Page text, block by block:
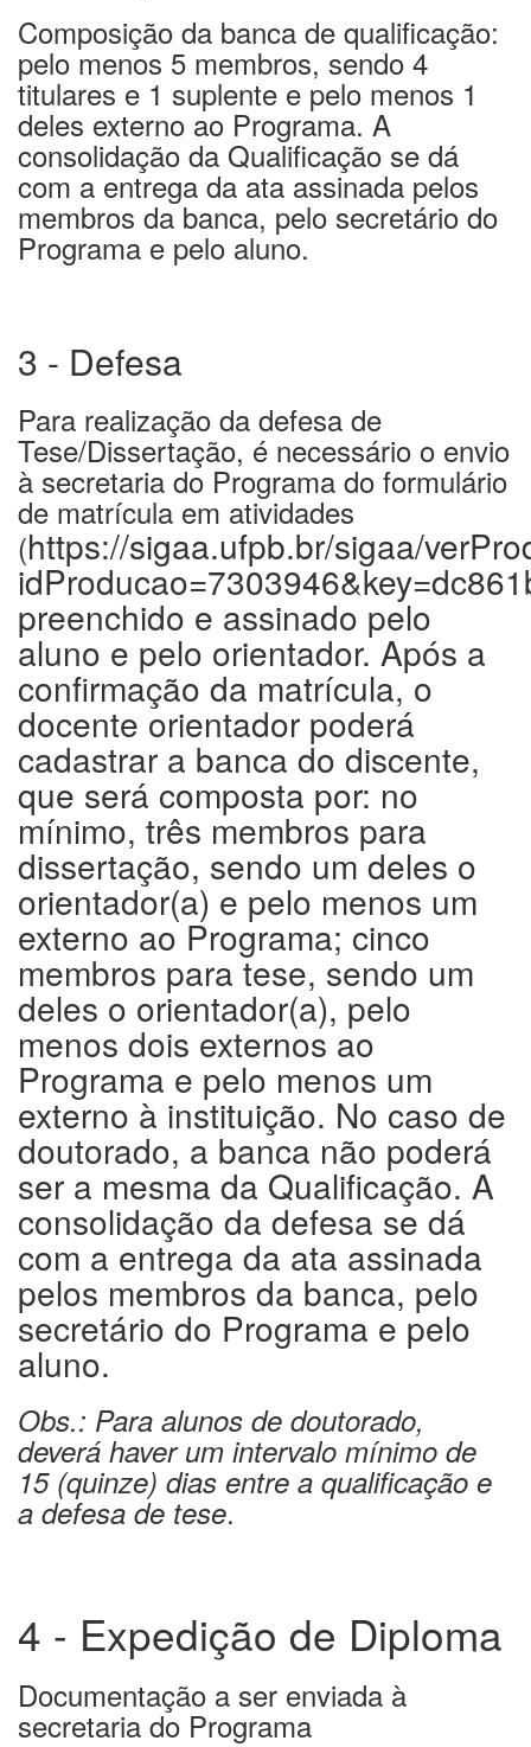
Composição da banca de qualificação:
pelo menos 5 membros, sendo 4
titulares e 1 suplente e pelo menos 1
deles externo ao Programa. A
consolidação da Qualificação se dá
com a entrega da ata assinada pelos
membros da banca, pelo secretário do
Programa e pelo aluno.
3 - Defesa
Para realização da defesa de
Tese/Dissertação, é necessário o envio
à secretaria do Programa do formulário
de matrícula em atividades
(https://sigaa.ufpb.br/sigaa/
preenchido e assinado pelo
aluno e pelo orientador. Após a
confirmação da matrícula, o
docente orientador poderá
cadastrar a banca do discente,
que será composta por: no
mínimo, três membros para
dissertação, sendo um deles o
orientador(a) e pelo menos um
externo ao Programa; cinco
membros para tese, sendo um
deles o orientador(a), pelo
menos dois externos ao
Programa e pelo menos um
externo à instituição. No caso de
doutorado, a banca não poderá
ser a mesma da Qualificação. A
consolidação da defesa se dá
com a entrega da ata assinada
pelos membros da banca, pelo
secretário do Programa e pelo
aluno.
Obs.: Para alunos de doutorado,
deverá haver um intervalo mínimo de
15 (quinze) dias entre a qualificação e
a defesa de tese.
4 - Expedição de Diploma
Documentação a ser enviada à
secretaria do Programa